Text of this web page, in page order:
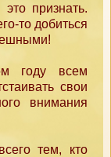
признать.
то добиться
году всем
свои
внимания
тем, кто